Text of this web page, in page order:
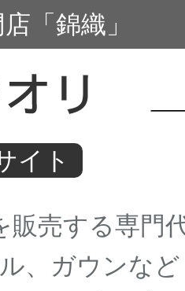
「錦織」
イト
売する専門代
、ガウンなど